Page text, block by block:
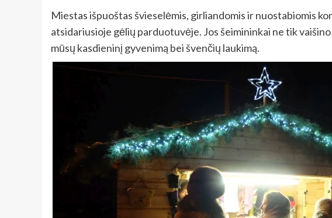
Miestas išpuoštas švieselėmis, girliandomis ir nuostabiomis
atsidariusioje gėlių parduotuvėje. Jos šeimininkai ne tik
mūsų kasdieninį gyvenimą bei švenčių laukimą.